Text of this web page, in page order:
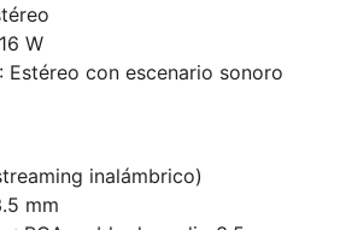
W
: Estéreo con escenario sonoro
inalámbrico)
mm